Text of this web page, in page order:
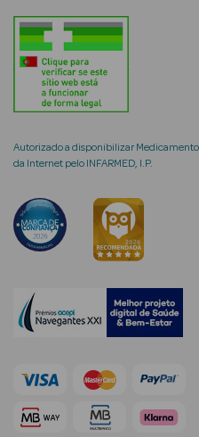
envelhecimento
Limpeza Facial
Desmaquilhantes
Água Micelar
Máscaras
Faciais
Água Termal
Esfoliantes
Lábios
Coffrets
Autorizado a disponibilizar
da Internet pelo INFARMED, I.P.